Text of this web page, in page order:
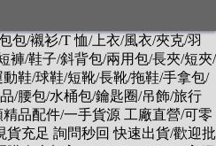
PRADA/CHANEL/BALEN
Armani/Supreme/CK/Ni
包/襯衫/T 恤/上衣/風衣/夾克/羽
褲/鞋子/斜背包/兩用包/長夾/短夾/
鞋/球鞋/短靴/長靴/拖鞋/手拿包/
/腰包/水桶包/鑰匙圈/吊飾/旅行
品配件/一手貨源 工廠直營/可零
充足 詢問秒回 快速出貨/歡迎批